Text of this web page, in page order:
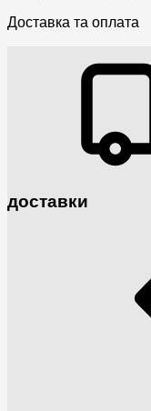
Доставка та оплата
доставки